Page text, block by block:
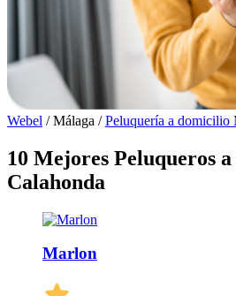
Webel / Málaga / Peluquería a domicilio
10 Mejores Peluqueros
Calahonda
Marlon